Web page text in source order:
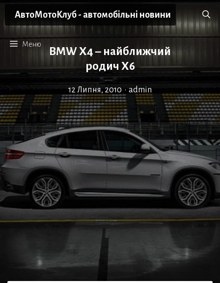
вмісту
АвтоМотоКлуб - автомобільні новини
Меню
BMW X4 – найближчий
родич X6
12 Липня, 2010 • admin